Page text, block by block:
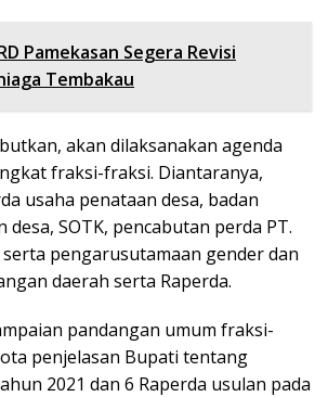
Pamekasan Segera Revisi
Tembakau
akan dilaksanakan agenda
fraksi-fraksi. Diantaranya,
usaha penataan desa, badan
SOTK, pencabutan perda PT.
serta pengarusutamaan gender dan
daerah serta Raperda.
pandangan umum fraksi-
penjelasan Bupati tentang
2021 dan 6 Raperda usulan pada